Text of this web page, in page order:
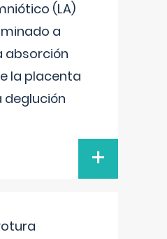
(LA)
a
absorción
la placenta
deglución
+